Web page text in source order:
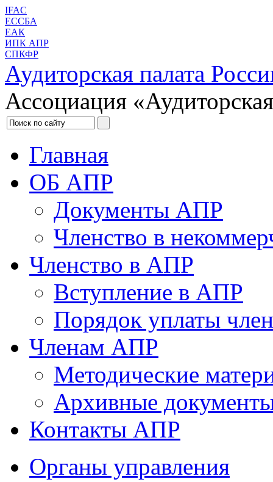
IFAC
ЕССБА
ЕАК
ИПК АПР
СПКФР
Аудиторская палата
Ассоциация
Главная
ОБ АПР
Документы АПР
Членство в
Членство в АПР
Вступление в АПР
Порядок уплаты
Членам АПР
Методические
Архивные
Контакты АПР
Органы управления